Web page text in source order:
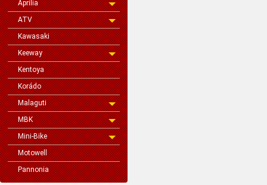
Aprilia
ATV
Kawasaki
Keeway
Kentoya
Korádo
Malaguti
MBK
Mini-Bike
Motowell
Pannonia